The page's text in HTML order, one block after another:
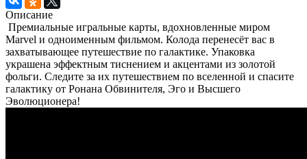
Описание
Премиальные игральные карты, вдохновленные миром
Marvel и одноименным фильмом. Колода перенесёт вас в
захватывающее путешествие по галактике. Упаковка
украшена эффектным тиснением и акцентами из золотой
фольги. Следите за их путешествием по вселенной и спасите
галактику от Ронана Обвинителя, Эго и Высшего
Эволюционера!